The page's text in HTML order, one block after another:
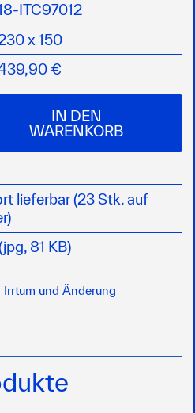
ITC97012
x 150
€
IN DEN
WARENKORB
lieferbar (23 Stk. auf
81 KB)
und Änderung